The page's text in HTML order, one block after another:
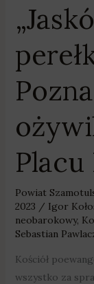
Powiat
2023 / Igor
neobarokowy,
Sebastian
Kościół
wszystko za
Lipowym